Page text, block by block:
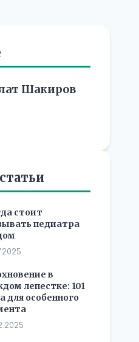
Шакиров
стоит
педиатра
в
лепестке: 101
для особенного